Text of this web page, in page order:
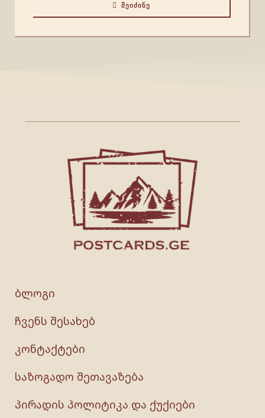
ᲨᲔᲘᲫᲘᲜᲔ
ბლოგი
ჩვენს შესახებ
კონტაქტები
საზოგადო შეთავაზება
პირადის პოლიტიკა და ქუქიები